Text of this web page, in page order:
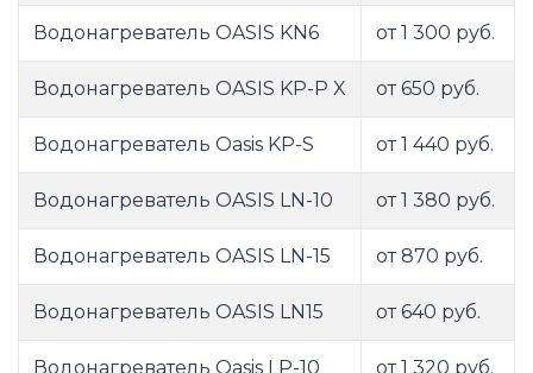
Водонагреватель OASIS KN6 от 1 300 руб.
Водонагреватель OASIS KP-P X от 650 руб.
Водонагреватель Oasis KP-S от 1 440 руб.
Водонагреватель OASIS LN-10 от 1 380 руб.
Водонагреватель OASIS LN-15 от 870 руб.
Водонагреватель OASIS LN15 от 640 руб.
Водонагреватель Oasis LP-10 от 1 320 руб.